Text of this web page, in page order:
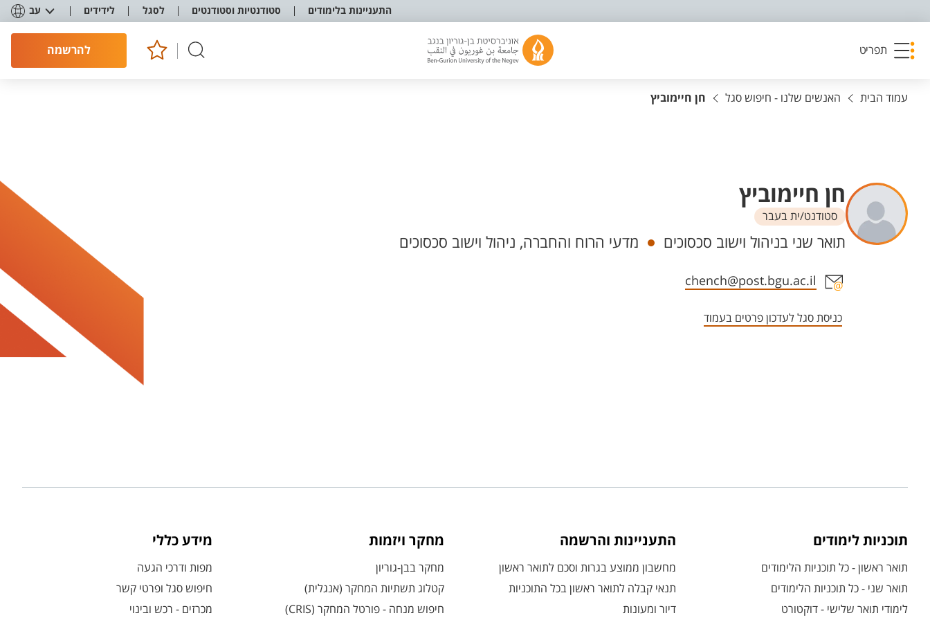
התעניינות בלימודים סטודנטיות וסטודנטים לסגל לידידים עב
תפריט להרשמה
עמוד הבית האנשים שלנו - חיפוש סגל חן חיימוביץ
חן חיימוביץ
סטודנט/ית בעבר
יחידות
תואר שני בניהול וישוב סכסוכים מדעי הרוח והחברה, ניהול וישוב סכסוכים
אזור צור קשר עם איש הסגל
chench@post.bgu.ac.il
כניסת סגל לעדכון פרטים בעמוד
תוכניות לימודים
תואר ראשון - כל תוכניות הלימודים
תואר שני - כל תוכניות הלימודים
לימודי תואר שלישי - דוקטורט
התעניינות והרשמה
מחשבון ממוצע בגרות וסכם לתואר ראשון
תנאי קבלה לתואר ראשון בכל התוכניות
דיור ומעונות
מחקר ויזמות
מחקר בבן-גוריון
קטלוג תשתיות המחקר (אנגלית)
חיפוש מנחה - פורטל המחקר (CRIS)
מידע כללי
מפות ודרכי הגעה
חיפוש סגל ופרטי קשר
מכרזים - רכש ובינוי